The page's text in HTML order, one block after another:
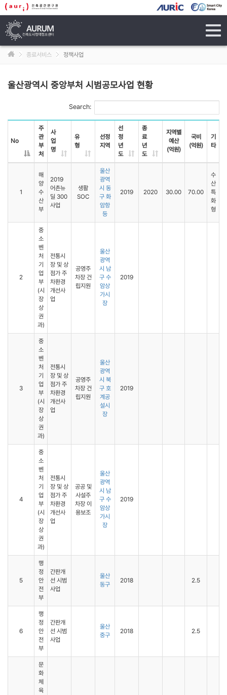
종료서비스 정책사업
울산광역시 중앙부처 시범공모사업 현황
Search:
No
주
관
부
처
사
업
명
유
형
선정
지역
선
정
년
도
종
료
년
도
지역별
예산
(억원)
국비
(억원)
기
타
1
해
양
수
산
부
2019
어촌뉴
딜 300
사업
생활
SOC
울산
광역
시 동
구 화
암항
등
2019 2020 30.00 70.00
수
산
특
화
형
2
중
소
벤
처
기
업
부
(시
장
상
권
과)
전통시
장 및 상
점가 주
차환경
개선사
업
공영주
차장 건
립지원
울산
광역
시 남
구 수
암상
가시
장
2019
3
중
소
벤
처
기
업
부
(시
장
상
권
과)
전통시
장 및 상
점가 주
차환경
개선사
업
공영주
차장 건
립지원
울산
광역
시 북
구 호
계공
설시
장
2019
4
중
소
벤
처
기
업
부
(시
장
상
권
과)
전통시
장 및 상
점가 주
차환경
개선사
업
공공 및
사설주
차장 이
용보조
울산
광역
시 남
구 수
암상
가시
장
2019
5
행
정
안
전
부
간판개
선 시범
사업
울산
동구
2018 2.5
6
행
정
안
전
부
간판개
선 시범
사업
울산
중구
2018 2.5
문
화
체
육